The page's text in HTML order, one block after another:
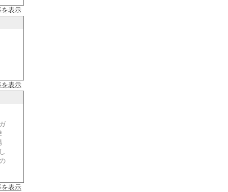
を表示
を表示
を表示